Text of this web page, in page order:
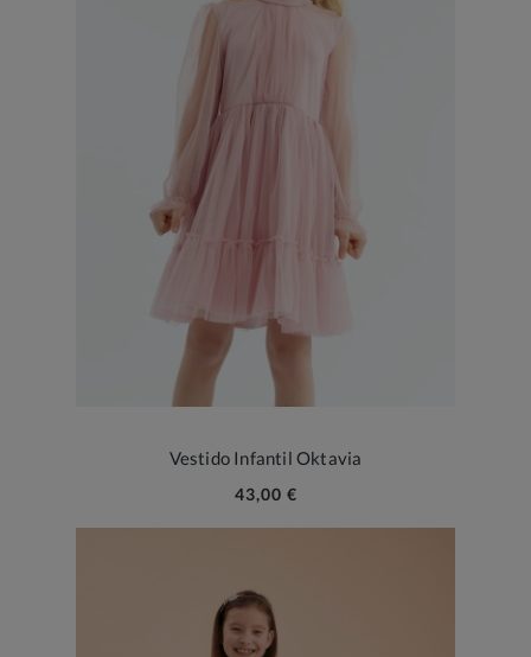
Vestido Infantil Oktavia
43,00 €